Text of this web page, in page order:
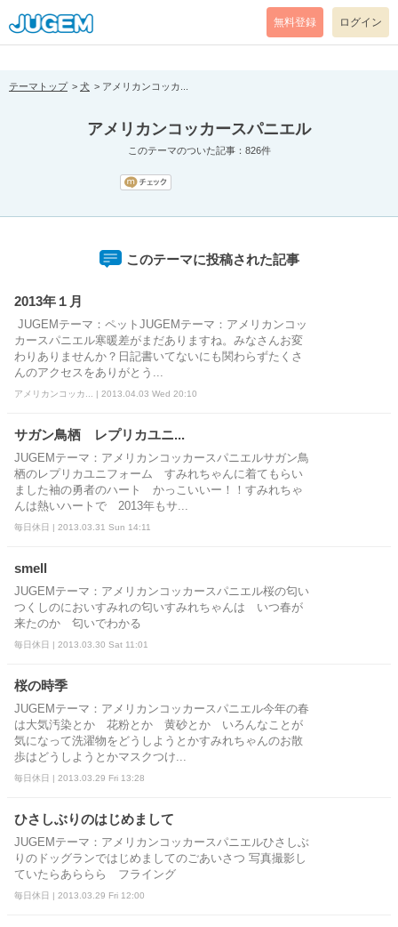
[pear_error: message="Success" code=0 mode=return level=notice
prefix="" info=""]
無料登録 ログイン
テーマトップ 犬 アメリカンコッカ...
アメリカンコッカースパニエル
このテーマのついた記事：826件
このテーマに投稿された記事
2013年１月
JUGEMテーマ：ペットJUGEMテーマ：アメリカンコッ
カースパニエル寒暖差がまだありますね。みなさんお変
わりありませんか？日記書いてないにも関わらずたくさ
んのアクセスをありがとう...
アメリカンコッカ... | 2013.04.03 Wed 20:10
サガン鳥栖 レプリカユニ...
JUGEMテーマ：アメリカンコッカースパニエルサガン鳥
栖のレプリカユニフォーム すみれちゃんに着てもらい
ました袖の勇者のハート かっこいいー！！すみれちゃ
んは熱いハートで 2013年もサ...
毎日休日 | 2013.03.31 Sun 14:11
smell
JUGEMテーマ：アメリカンコッカースパニエル桜の匂い
つくしのにおいすみれの匂いすみれちゃんは いつ春が
来たのか 匂いでわかる
毎日休日 | 2013.03.30 Sat 11:01
桜の時季
JUGEMテーマ：アメリカンコッカースパニエル今年の春
は大気汚染とか 花粉とか 黄砂とか いろんなことが
気になって洗濯物をどうしようとかすみれちゃんのお散
歩はどうしようとかマスクつけ...
毎日休日 | 2013.03.29 Fri 13:28
ひさしぶりのはじめまして
JUGEMテーマ：アメリカンコッカースパニエルひさしぶ
りのドッグランではじめましてのごあいさつ 写真撮影し
ていたらあららら フライング
毎日休日 | 2013.03.29 Fri 12:00